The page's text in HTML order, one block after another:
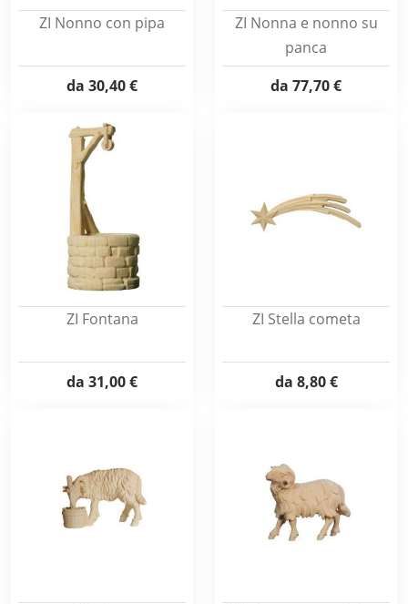
ZI Nonno con pipa
da 30,40 €
ZI Nonna e nonno su
panca
da 77,70 €
ZI Fontana
da 31,00 €
ZI Stella cometa
da 8,80 €